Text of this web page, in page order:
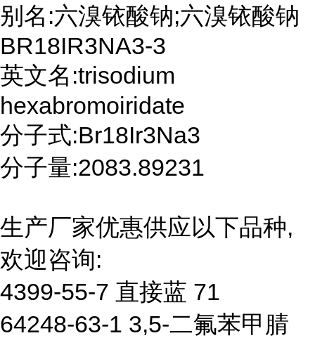
别名:六溴铱酸钠;六溴铱酸钠
BR18IR3NA3-3
英文名:trisodium
hexabromoiridate
分子式:Br18Ir3Na3
分子量:2083.89231
生产厂家优惠供应以下品种,
欢迎咨询:
4399-55-7 直接蓝 71
64248-63-1 3,5-二氟苯甲腈